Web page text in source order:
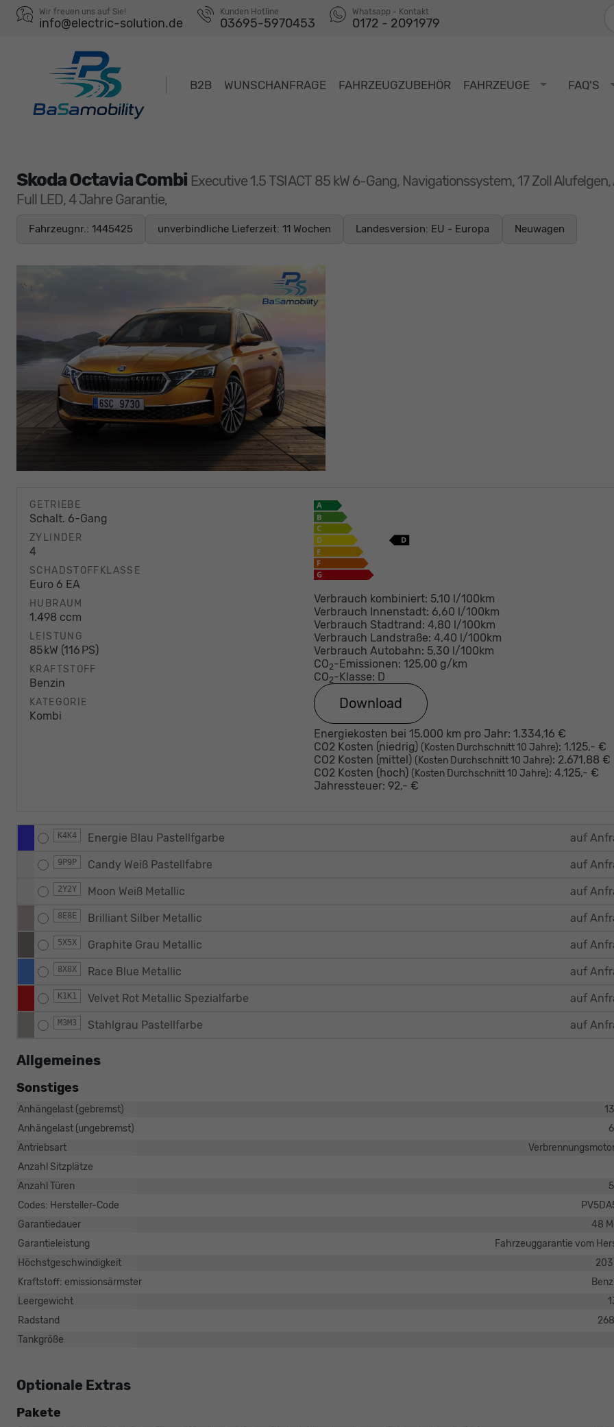
Wir freuen uns auf Sie!
info@electric-solution.de
Kunden Hotline
03695-5970453
Whatsapp - Kontakt
0172 - 2091979
B2B WUNSCHANFRAGE FAHRZEUGZUBEHÖR FAHRZEUGE FAQ'S
Skoda Octavia Combi Executive 1.5 TSI ACT 85 kW 6-Gang, Navigationssystem, 17 Zoll
Full LED, 4 Jahre Garantie,
Fahrzeugnr.: 1445425 unverbindliche Lieferzeit:11 Wochen Landesversion: EU - Europa Neuwagen
GETRIEBE
Schalt. 6-Gang
ZYLINDER
4
SCHADSTOFFKLASSE
Euro 6 EA
HUBRAUM
1.498 ccm
LEISTUNG
85 kW (116 PS)
KRAFTSTOFF
Benzin
KATEGORIE
Kombi
Verbrauch kombiniert: 5,10 l/100km
Verbrauch Innenstadt: 6,60 l/100km
Verbrauch Stadtrand: 4,80 l/100km
Verbrauch Landstraße: 4,40 l/100km
Verbrauch Autobahn: 5,30 l/100km
CO2-Emissionen: 125,00 g/km
CO2-Klasse: D
Download
Energiekosten bei 15.000 km pro Jahr: 1.334,16 €
CO2 Kosten (niedrig) (Kosten Durchschnitt 10 Jahre): 1.125,- €
CO2 Kosten (mittel) (Kosten Durchschnitt 10 Jahre): 2.671,88 €
CO2 Kosten (hoch) (Kosten Durchschnitt 10 Jahre): 4.125,- €
Jahressteuer: 92,- €
K4K4 Energie Blau Pastellfgarbe auf
9P9P Candy Weiß Pastellfabre auf
2Y2Y Moon Weiß Metallic auf
8E8E Brilliant Silber Metallic auf
5X5X Graphite Grau Metallic auf
8X8X Race Blue Metallic auf
K1K1 Velvet Rot Metallic Spezialfarbe auf
M3M3 Stahlgrau Pastellfarbe auf
Allgemeines
Sonstiges
Anhängelast (gebremst)
Anhängelast (ungebremst)
Antriebsart
Anzahl Sitzplätze
Anzahl Türen
Codes: Hersteller-Code
Garantiedauer
48
Garantieleistung
Fahrzeuggarantie vom
Höchstgeschwindigkeit
Kraftstoff: emissionsärmster
Leergewicht
Radstand
Tankgröße
Optionale Extras
Pakete